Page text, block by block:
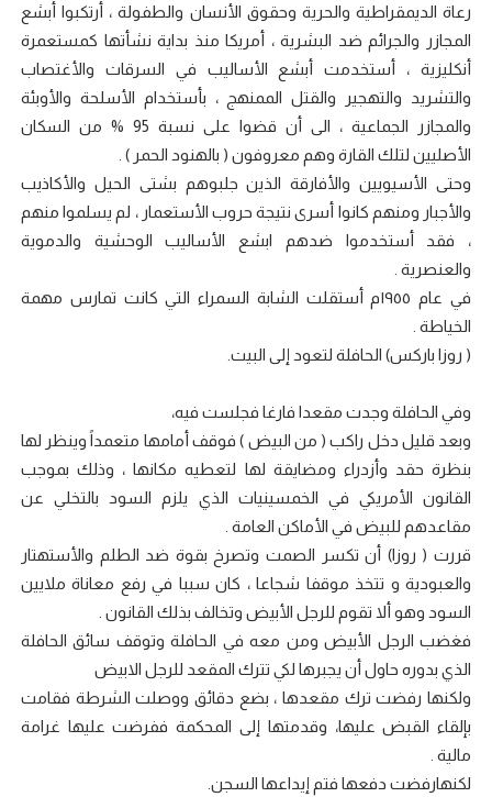
رعاة الديمقراطية والحرية وحقوق الأنسان والطفولة ، أرتكبوا أبشع
المجازر والجرائم ضد البشرية ، أمريكا منذ بداية نشأتها كمستعمرة
أنكليزية ، أستخدمت أبشع الأساليب في السرقات والأغتصاب
والتشريد والتهجير والقتل الممنهج ، بأستخدام الأسلحة والأوبئة
والمجازر الجماعية ، الى أن قضوا على نسبة 95 ‎%‎ من السكان
الأصليين لتلك القارة وهم معروفون ( بالهنود الحمر ) .
وحتى الأسيويين والأفارقة الذين جلبوهم بشتى الحيل والأكاذيب
والأجبار ومنهم كانوا أسرى نتيجة حروب الأستعمار ، لم يسلموا منهم
، فقد أستخدموا ضدهم ابشع الأساليب الوحشية والدموية
والعنصرية .
في عام ١٩٥٥م أستقلت الشابة السمراء التي كانت تمارس مهمة
الخياطة .
( روزا باركس) الحافلة لتعود إلى البيت.
وفي الحافلة وجدت مقعدا فارغا فجلست فيه،
وبعد قليل دخل راكب ( من البيض ) فوقف أمامها متعمداً وينظر لها
بنظرة حقد وأزدراء ومضايقة لها لتعطيه مكانها ، وذلك بموجب
القانون الأمريكي في الخمسينيات الذي يلزم السود بالتخلي عن
مقاعدهم للبيض في الأماكن العامة .
قررت ( روزا) أن تكسر الصمت وتصرخ بقوة ضد الطلم والأستهتار
والعبودية و تتخذ موقفا شجاعا ، كان سببا في رفع معاناة ملايين
السود وهو ألا تقوم للرجل الأبيض وتخالف بذلك القانون .
فغضب الرجل الأبيض ومن معه في الحافلة وتوقف سائق الحافلة
الذي بدوره حاول أن يجبرها لكي تترك المقعد للرجل الابيض
ولكنها رفضت ترك مقعدها ، بضع دقائق ووصلت الشرطة فقامت
بإلقاء القبض عليها، وقدمتها إلى المحكمة ففرضت عليها غرامة
مالية .
لكنهارفضت دفعها فتم إيداعها السجن.